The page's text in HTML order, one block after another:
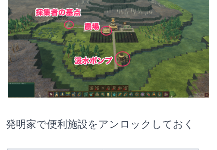
発明家で便利施設をアンロックしておく